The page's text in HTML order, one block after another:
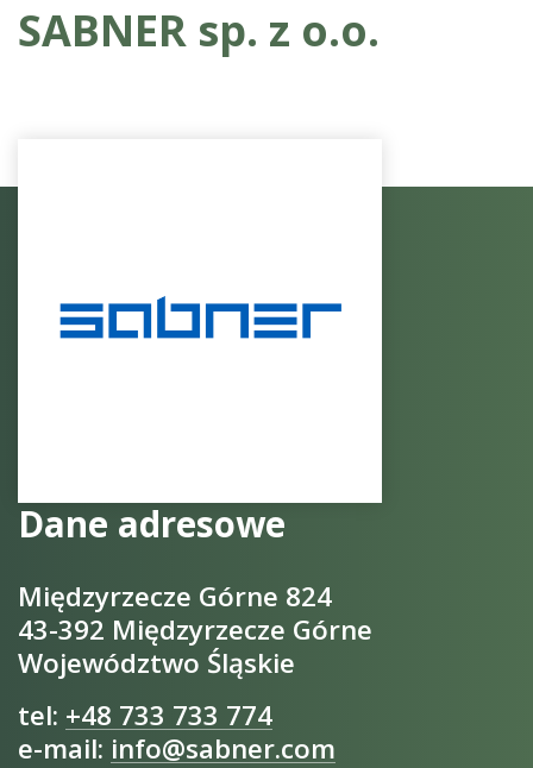
SABNER sp. z o.o.
Dane adresowe
Międzyrzecze Górne 824
43-392 Międzyrzecze Górne
Województwo Śląskie
tel: +48 733 733 774
e-mail: info@sabner.com